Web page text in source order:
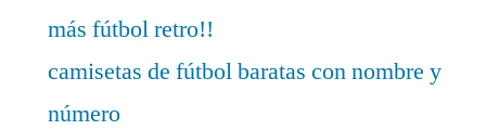
más fútbol retro!!
camisetas de fútbol baratas con nombre y
número